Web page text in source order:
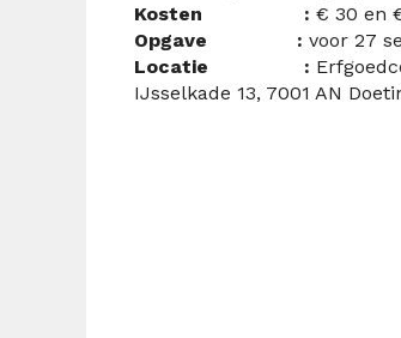
Kosten : € 30 en
Opgave : voor 27
Locatie :
IJsselkade 13, 7001 AN